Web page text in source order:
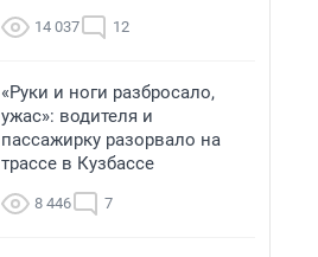
14 037 12
«Руки и ноги разбросало,
ужас»: водителя и
пассажирку разорвало на
трассе в Кузбассе
8 446 7